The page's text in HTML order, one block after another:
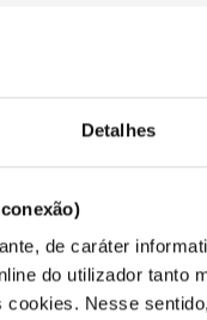
Detalhes
de caráter
do utilizador tanto
Nesse
Serviços Energéticos
Eléctrica e Formação
do Grupo de
os desafios que
as diferentes
o Mercado Ibérico